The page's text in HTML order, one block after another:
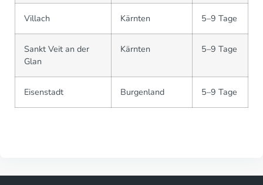
Villach Kärnten 5–9 Tage
Sankt Veit an der
Glan
Kärnten 5–9 Tage
Eisenstadt Burgenland 5–9 Tage